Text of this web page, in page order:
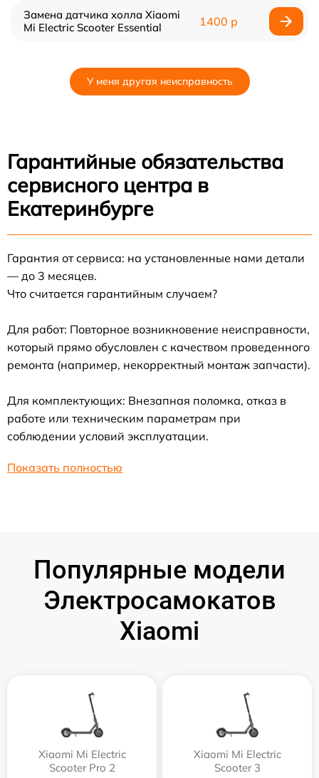
Замена датчика холла Xiaomi
Mi Electric Scooter Essential
1400 р
У меня другая неисправность
Гарантийные обязательства
сервисного центра в
Екатеринбурге
Гарантия от сервиса: на установленные нами детали
— до 3 месяцев.
Что считается гарантийным случаем?
Для работ: Повторное возникновение неисправности,
который прямо обусловлен с качеством проведенного
ремонта (например, некорректный монтаж запчасти).
Для комплектующих: Внезапная поломка, отказ в
работе или техническим параметрам при
соблюдении условий эксплуатации.
Показать полностью
Популярные модели
Электросамокатов
Xiaomi
Xiaomi Mi Electric
Scooter Pro 2
Xiaomi Mi Electric
Scooter 3